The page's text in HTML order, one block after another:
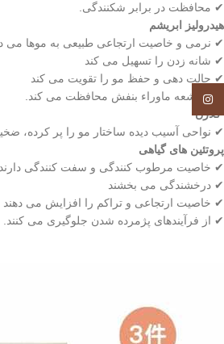
✔ محافظت در برابر شکنندگی.
هیدرولیز ابریشم
✔ نرمی و خاصیت ارتجاعی طبیعی به موها می
✔ شانه زدن را تسهیل می کند
✔ حالت دهی و حفظ مو را تقویت می کند
✔ از اشعه ماوراء بنفش محافظت می کند.
کلاژن
✔ نواحی آسیب دیده ساختار مو را پر کرده،
پروتئین های گیاهی
✔ خاصیت مرطوب کنندگی و سفت کنندگی دارند
✔ درخشندگی می بخشند
✔ خاصیت ارتجاعی و تراکم را افزایش می دهند
✔ از فرآیندهای پژمرده شدن جلوگیری می کنند.
Instagram